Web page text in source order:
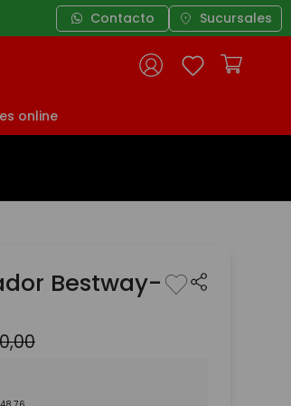
Contacto Sucursales
online
Bestway-
,00